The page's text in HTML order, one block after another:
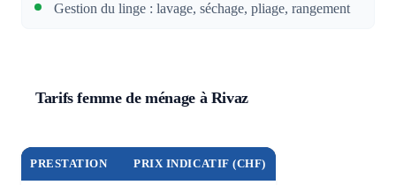
Gestion du linge : lavage, séchage, pliage, rangement
Tarifs femme de ménage à Rivaz
PRESTATION PRIX INDICATIF (CHF)